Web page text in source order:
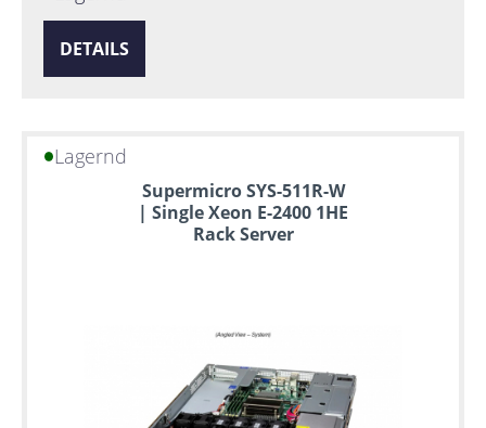
DETAILS
Lagernd
Supermicro SYS-511R-W
| Single Xeon E-2400 1HE
Rack Server